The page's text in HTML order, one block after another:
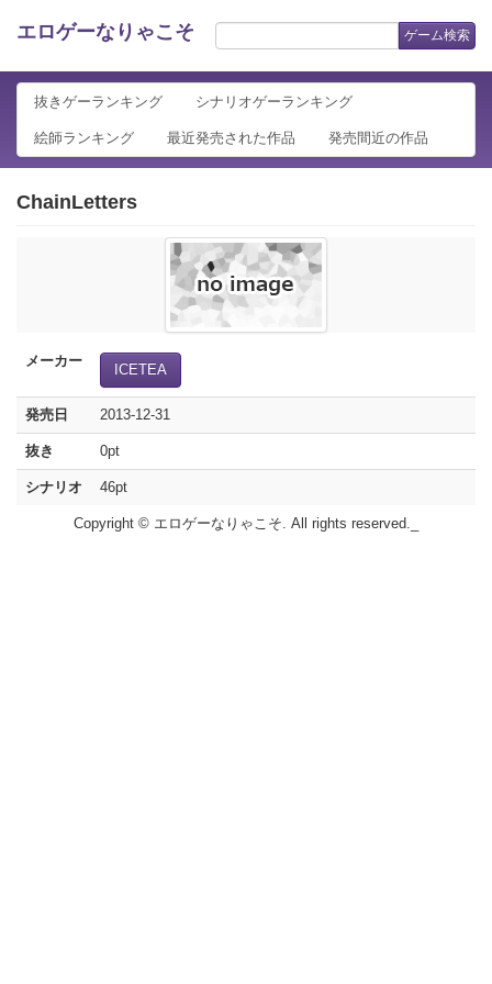
エロゲーなりゃこそ ゲーム検索
抜きゲーランキング シナリオゲーランキング
絵師ランキング 最近発売された作品 発売間近の作品
ChainLetters
メーカー
ICETEA
発売日 2013-12-31
抜き 0pt
シナリオ 46pt
Copyright © エロゲーなりゃこそ. All rights reserved._